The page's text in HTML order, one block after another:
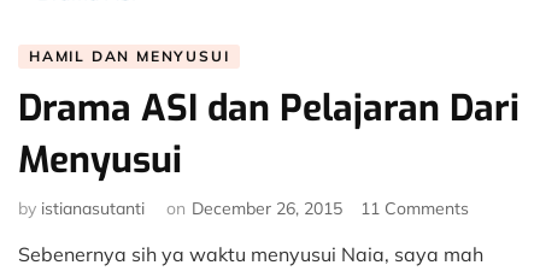
HAMIL DAN MENYUSUI
Drama ASI dan Pelajaran Dari
Menyusui
by istianasutanti on December 26, 2015 11 Comments
ASI
Sebenernya sih ya waktu menyusui Naia, saya mah